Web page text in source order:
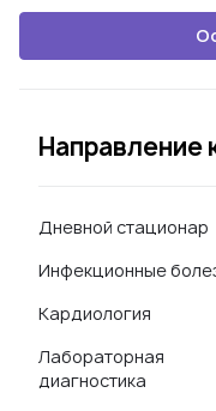
Направление
Дневной стационар
Инфекционные
Кардиология
Лабораторная
диагностика